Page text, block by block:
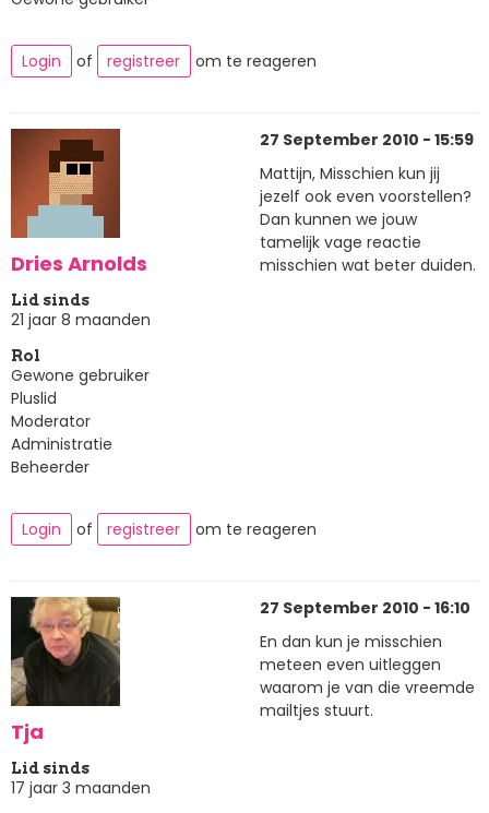
Login of registreer om te reageren
Dries Arnolds
Lid sinds
21 jaar 8 maanden
Rol
Gewone gebruiker
Pluslid
Moderator
Administratie
Beheerder
27 September 2010 - 15:59
Mattijn, Misschien kun jij
jezelf ook even voorstellen?
Dan kunnen we jouw
tamelijk vage reactie
misschien wat beter duiden.
Login of registreer om te reageren
Tja
Lid sinds
17 jaar 3 maanden
27 September 2010 - 16:10
En dan kun je misschien
meteen even uitleggen
waarom je van die vreemde
mailtjes stuurt.